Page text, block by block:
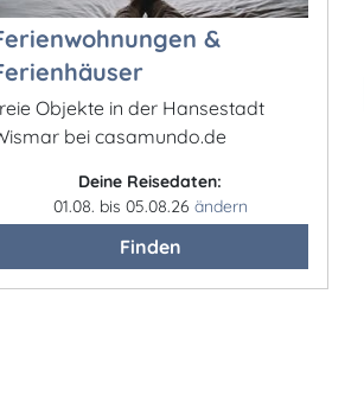
&
Objekte in der Hansestadt
bei casamundo.de
Deine Reisedaten:
01.08. bis 05.08.26 ändern
Finden